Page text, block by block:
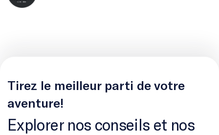
Tirez le meilleur parti de votre
aventure!
Explorer nos conseils et nos